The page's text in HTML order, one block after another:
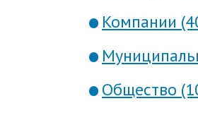
Компании
Общество